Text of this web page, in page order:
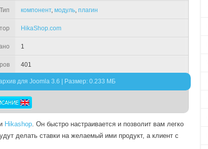
Тип компонент, модуль, плагин
HikaShop.com
1
401
для Joomla 3.6 | Размер: 0.233 МБ
Hikashop. Он быстро настраивается и позволит вам легко
делать ставки на желаемый ими продукт, а клиент с